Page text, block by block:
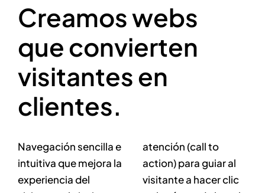
Creamos webs
que convierten
visitantes en
clientes.
Navegación sencilla e
intuitiva que mejora la
experiencia del
atención (call to
action) para guiar al
visitante a hacer clic